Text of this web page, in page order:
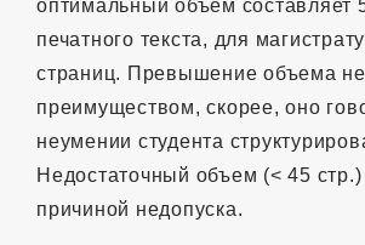
оптимальный объем составляет
печатного текста, для
страниц. Превышение объема не
преимуществом, скорее, оно
неумении студента
Недостаточный объем (< 45 стр.)
причиной недопуска.